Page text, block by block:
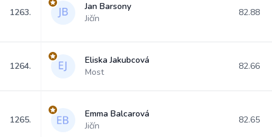
1263.
Jan Barsony
Jičín
82.88
1264.
Eliska Jakubcová
Most
82.66
1265.
Emma Balcarová
Jičín
82.65